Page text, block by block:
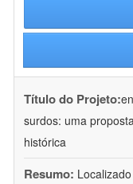
Título do Projeto:
surdos: uma
histórica
Resumo: